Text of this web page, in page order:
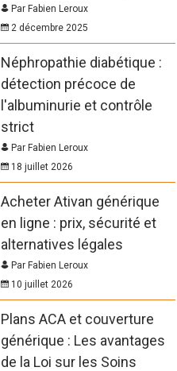
Par Fabien Leroux
2 décembre 2025
Néphropathie diabétique :
détection précoce de
l'albuminurie et contrôle
strict
Par Fabien Leroux
18 juillet 2026
Acheter Ativan générique
en ligne : prix, sécurité et
alternatives légales
Par Fabien Leroux
10 juillet 2026
Plans ACA et couverture
générique : Les avantages
de la Loi sur les Soins